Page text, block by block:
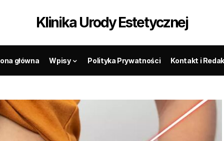
Klinika Urody Estetycznej
główna Wpisy Polityka Prywatności Kontakt i